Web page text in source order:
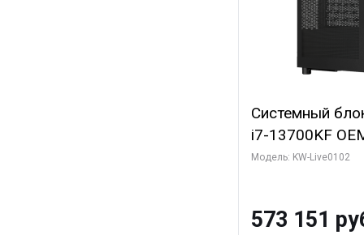
Системный
i7-13700KF
7, C16 8EC/
Turbo/ 960 ГБ
Модель: KW-Live0102
573 151